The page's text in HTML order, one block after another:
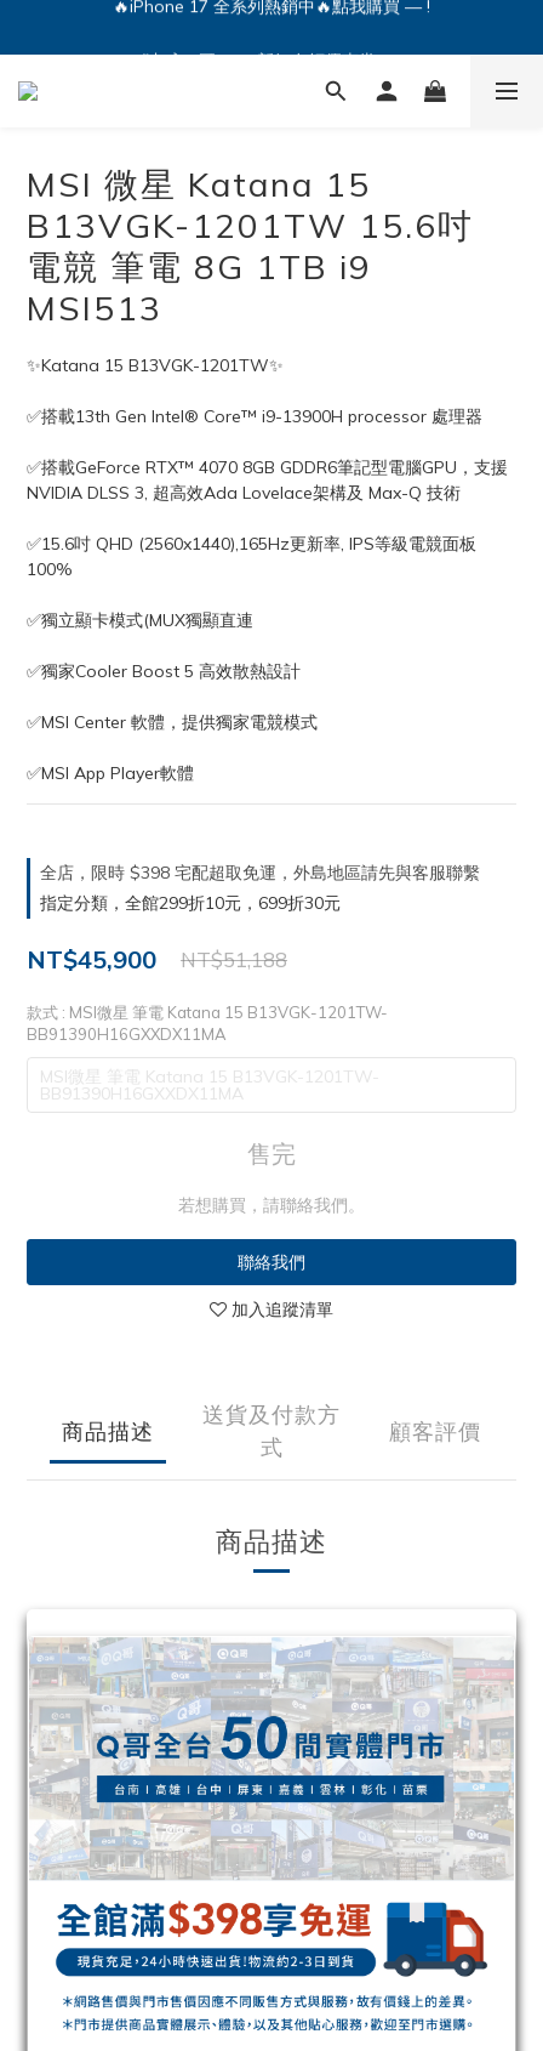
🔥iPhone 17 全系列熱銷中🔥點我購買 — !
MSI 微星 Katana 15
B13VGK-1201TW 15.6吋
電競 筆電 8G 1TB i9
MSI513
✨Katana 15 B13VGK-1201TW✨
✅搭載13th Gen Intel® Core™ i9-13900H processor 處理器
✅搭載GeForce RTX™ 4070 8GB GDDR6筆記型電腦GPU，支援
NVIDIA DLSS 3, 超高效Ada Lovelace架構及 Max-Q 技術
✅15.6吋 QHD (2560x1440),165Hz更新率, IPS等級電競面板
100%
✅獨立顯卡模式(MUX獨顯直連
✅獨家Cooler Boost 5 高效散熱設計
✅MSI Center 軟體，提供獨家電競模式
✅MSI App Player軟體
全店，限時 $398 宅配超取免運，外島地區請先與客服聯繫
指定分類，全館299折10元，699折30元
NT$45,900 NT$51,188
款式 : MSI微星 筆電 Katana 15 B13VGK-1201TW-
BB91390H16GXXDX11MA
MSI微星 筆電 Katana 15 B13VGK-1201TW-
BB91390H16GXXDX11MA
售完
若想購買，請聯絡我們。
聯絡我們
加入追蹤清單
商品描述
送貨及付款方
式
顧客評價
商品描述